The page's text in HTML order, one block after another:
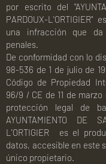
por escrito del
PARDOUX-
una infracción que
penales.
De conformidad con lo
98-536 de 1 de julio de
Código de Propiedad
96/9 / CE de 11 de
protección legal de
AYUNTAMIENTO DE
L'ORTIGIER
es el
datos, accesible en este
único propietario.